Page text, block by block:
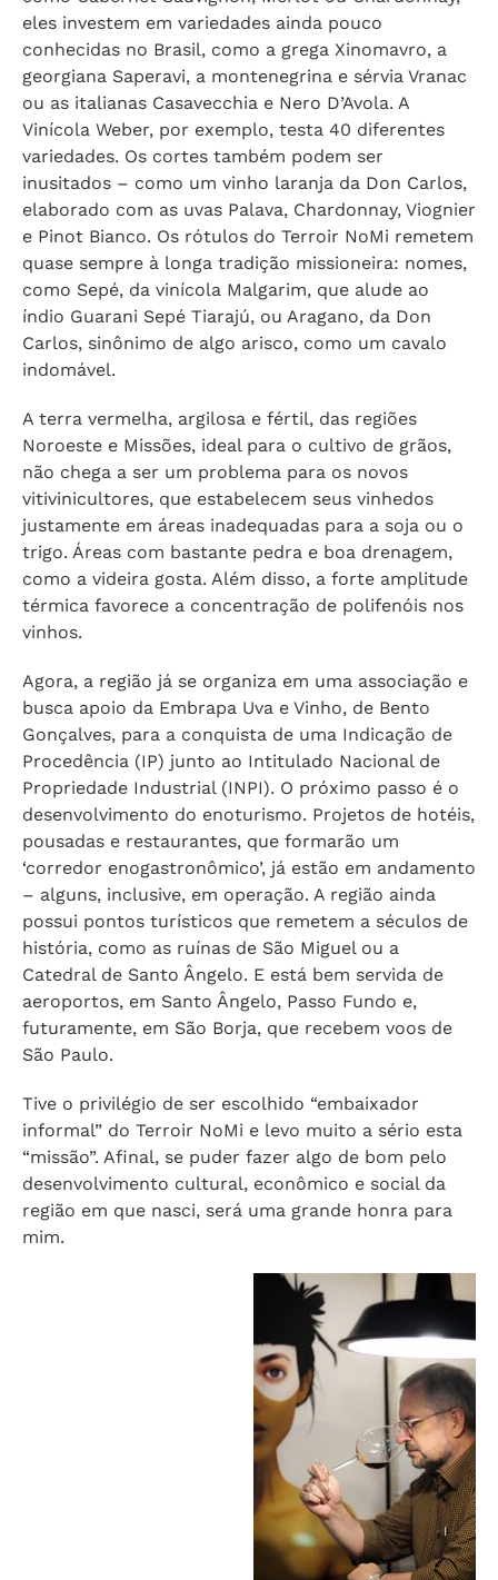
eles investem em variedades ainda pouco
conhecidas no Brasil, como a grega Xinomavro, a
georgiana Saperavi, a montenegrina e sérvia Vranac
ou as italianas Casavecchia e Nero D’Avola. A
Vinícola Weber, por exemplo, testa 40 diferentes
variedades. Os cortes também podem ser
inusitados – como um vinho laranja da Don Carlos,
elaborado com as uvas Palava, Chardonnay, Viognier
e Pinot Bianco. Os rótulos do Terroir NoMi remetem
quase sempre à longa tradição missioneira: nomes,
como Sepé, da vinícola Malgarim, que alude ao
índio Guarani Sepé Tiarajú, ou Aragano, da Don
Carlos, sinônimo de algo arisco, como um cavalo
indomável.
A terra vermelha, argilosa e fértil, das regiões
Noroeste e Missões, ideal para o cultivo de grãos,
não chega a ser um problema para os novos
vitivinicultores, que estabelecem seus vinhedos
justamente em áreas inadequadas para a soja ou o
trigo. Áreas com bastante pedra e boa drenagem,
como a videira gosta. Além disso, a forte amplitude
térmica favorece a concentração de polifenóis nos
vinhos.
Agora, a região já se organiza em uma associação e
busca apoio da Embrapa Uva e Vinho, de Bento
Gonçalves, para a conquista de uma Indicação de
Procedência (IP) junto ao Intitulado Nacional de
Propriedade Industrial (INPI). O próximo passo é o
desenvolvimento do enoturismo. Projetos de hotéis,
pousadas e restaurantes, que formarão um
‘corredor enogastronômico’, já estão em andamento
– alguns, inclusive, em operação. A região ainda
possui pontos turísticos que remetem a séculos de
história, como as ruínas de São Miguel ou a
Catedral de Santo Ângelo. E está bem servida de
aeroportos, em Santo Ângelo, Passo Fundo e,
futuramente, em São Borja, que recebem voos de
São Paulo.
Tive o privilégio de ser escolhido “embaixador
informal” do Terroir NoMi e levo muito a sério esta
“missão”. Afinal, se puder fazer algo de bom pelo
desenvolvimento cultural, econômico e social da
região em que nasci, será uma grande honra para
mim.